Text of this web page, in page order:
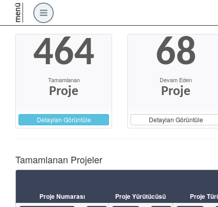
menü
464
Tamamlanan
Proje
Detayları Görüntüle
68
Devam Eden
Proje
Detayları Görüntüle
Tamamlanan Projeler
Proje Numarası Proje Yürütücüsü Proje